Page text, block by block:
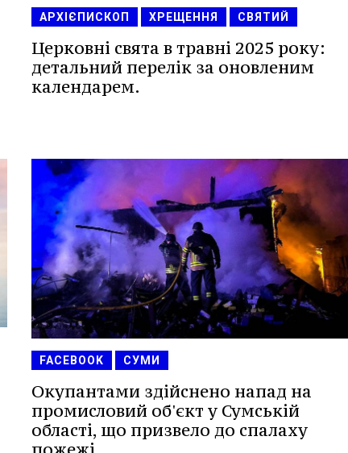
АРХІЄПИСКОП ХРЕЩЕННЯ СВЯТИЙ
Церковні свята в травні 2025 року:
детальний перелік за оновленим
календарем.
FACEBOOK СУМИ
Окупантами здійснено напад на
промисловий об'єкт у Сумській
області, що призвело до спалаху